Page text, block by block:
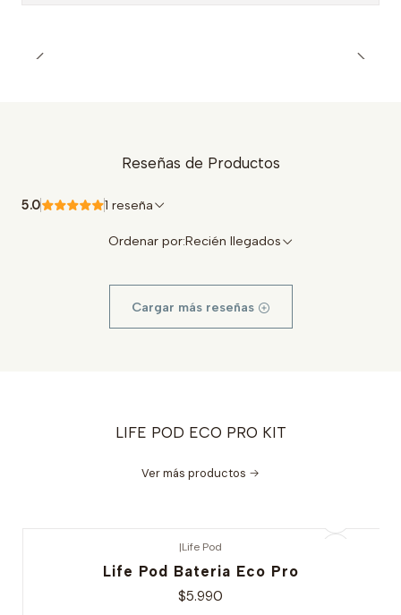
Reseñas de Productos
5.0 1 reseña
Ordenar por:Recién llegados
Cargar más reseñas
LIFE POD ECO PRO KIT
Ver más productos
|Life Pod
Life Pod Bateria Eco Pro
$5.990